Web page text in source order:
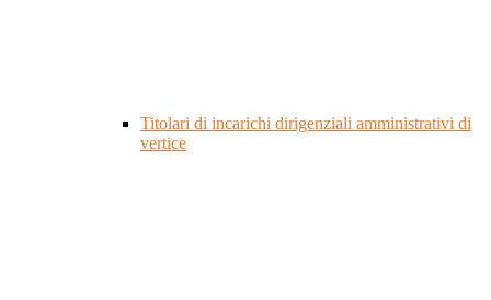
Titolari di incarichi dirigenziali amministrativi di
vertice